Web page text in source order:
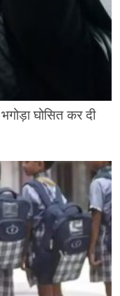
घोसित कर दी